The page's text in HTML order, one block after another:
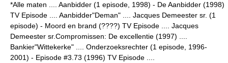
*Alle maten .... Aanbidder (1 episode, 1998) - De Aanbidder (1998)
TV Episode .... Aanbidder"Deman" .... Jacques Demeester sr. (1
episode) - Moord en brand (????) TV Episode .... Jacques
Demeester sr.Compromissen: De excellentie (1997) ....
Bankier"Wittekerke" .... Onderzoeksrechter (1 episode, 1996-
2001) - Episode #3.73 (1996) TV Episode ....